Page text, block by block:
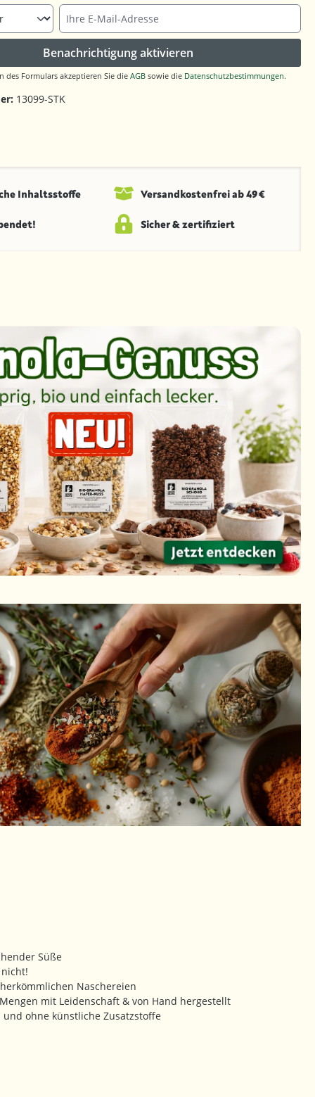
Ihre E-Mail-Adresse
Benachrichtigung aktivieren
des Formulars akzeptieren Sie die AGB sowie die Datenschutzbestimmungen.
13099-STK
Inhaltsstoffe Versandkosten­frei ab 49 €
Sicher & zertifiziert
Süße
Naschereien
mit Leidenschaft & von Hand hergestellt
und ohne künstliche Zusatzstoffe